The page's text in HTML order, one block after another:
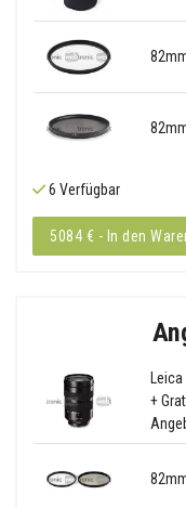
6 Verfügbar
5084 € - In den
+